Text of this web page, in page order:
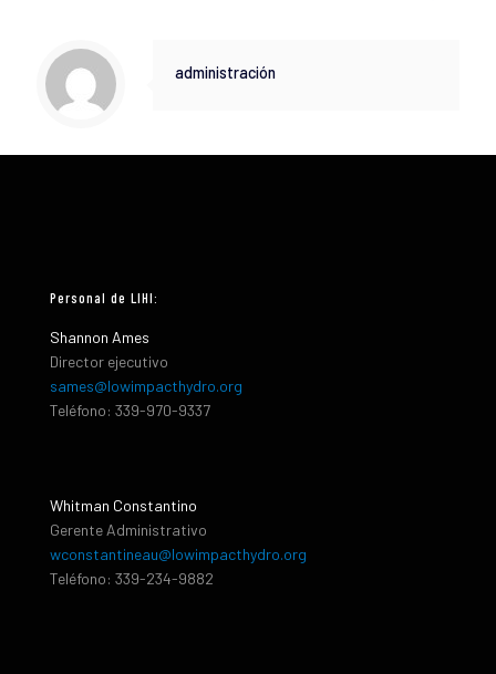
administración
Personal de LIHI:
Shannon Ames
Director ejecutivo
sames@lowimpacthydro.org
Teléfono: 339-970-9337
Whitman Constantino
Gerente Administrativo
wconstantineau@lowimpacthydro.org
Teléfono: 339-234-9882